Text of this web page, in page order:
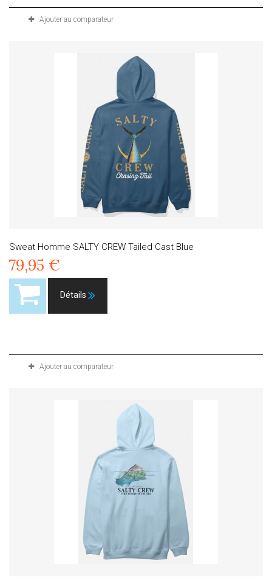
Ajouter au comparateur
Sweat Homme SALTY CREW Tailed Cast Blue
79,95 €
Détails
Ajouter au comparateur